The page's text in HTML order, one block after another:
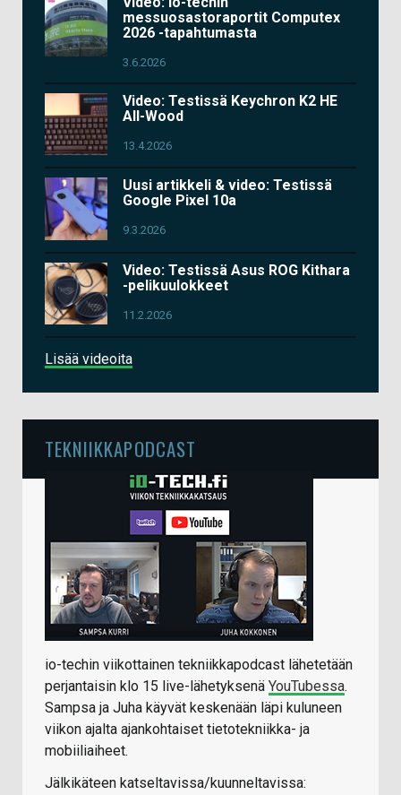
messuosastoraportit Computex
2026 -tapahtumasta
3.6.2026
Video: Testissä Keychron K2 HE
All-Wood
13.4.2026
Uusi artikkeli & video: Testissä
Google Pixel 10a
9.3.2026
Video: Testissä Asus ROG Kithara
-pelikuulokkeet
11.2.2026
Lisää videoita
TEKNIIKKAPODCAST
io-techin viikottainen tekniikkapodcast lähetetään
perjantaisin klo 15 live-lähetyksenä YouTubessa.
Sampsa ja Juha käyvät keskenään läpi kuluneen
viikon ajalta ajankohtaiset tietotekniikka- ja
mobiiliaiheet.
Jälkikäteen katseltavissa/kuunneltavissa: